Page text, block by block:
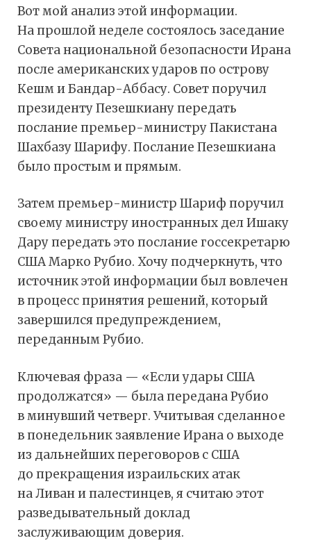
Вот мой анализ этой информации.
На прошлой неделе состоялось заседание
Совета национальной безопасности Ирана
после американских ударов по острову
Кешм и Бандар-Аббасу. Совет поручил
президенту Пезешкиану передать
послание премьер-министру Пакистана
Шахбазу Шарифу. Послание Пезешкиана
было простым и прямым.
Затем премьер-министр Шариф поручил
своему министру иностранных дел Ишаку
Дару передать это послание госсекретарю
США Марко Рубио. Хочу подчеркнуть, что
источник этой информации был вовлечен
в процесс принятия решений, который
завершился предупреждением,
переданным Рубио.
Ключевая фраза — «Если удары США
продолжатся» — была передана Рубио
в минувший четверг. Учитывая сделанное
в понедельник заявление Ирана о выходе
из дальнейших переговоров с США
до прекращения израильских атак
на Ливан и палестинцев, я считаю этот
разведывательный доклад
заслуживающим доверия.